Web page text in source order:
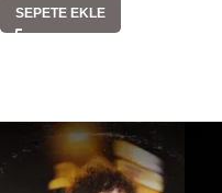
SEPETE EKLE